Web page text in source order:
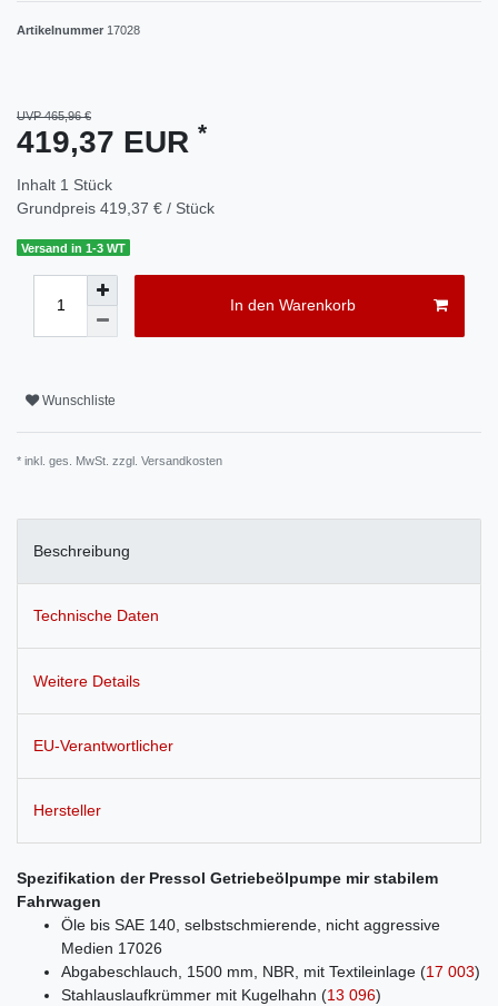
Artikelnummer 17028
UVP 465,96 €
419,37 EUR *
Inhalt 1 Stück
Grundpreis 419,37 € / Stück
Versand in 1-3 WT
In den Warenkorb
Wunschliste
* inkl. ges. MwSt. zzgl. Versandkosten
Beschreibung
Technische Daten
Weitere Details
EU-Verantwortlicher
Hersteller
Spezifikation der Pressol Getriebeölpumpe mir stabilem
Fahrwagen
Öle bis SAE 140, selbstschmierende, nicht aggressive
Medien 17026
Abgabeschlauch, 1500 mm, NBR, mit Textileinlage (17 003)
Stahlauslaufkrümmer mit Kugelhahn (13 096)